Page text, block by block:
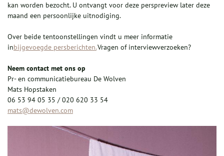
kan worden bezocht. U ontvangt voor deze perspreview later deze
maand een persoonlijke uitnodiging.
Over beide tentoonstellingen vindt u meer informatie
inbijgevoegde persberichten.Vragen of interviewverzoeken?
Neem contact met ons op
Pr- en communicatiebureau De Wolven
Mats Hopstaken
06 53 94 05 35 / 020 620 33 54
mats@dewolven.com